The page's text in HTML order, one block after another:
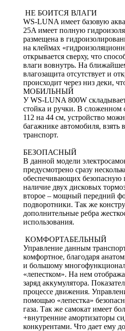
НЕ БОИТСЯ ВЛАГИ
WS-LUNA имеет базовую
25A имеет полную
размещена в
на клеймах
открывается сверху, что
влаги вовнутрь. На
влагозащита отсутствует и
происходит через низ деки,
МОБИЛЬНЫЙ
У WS-LUNA 800W
стойка и ручки. В сложенном
112 на 44 см, устройство
багажнике автомобиля, взять
транспорт.
БЕЗОПАСНЫЙ
В данной модели
предусмотрено сразу
обеспечивающих безопасную
наличие двух дисковых
второе – мощный передний
подворотники. Так же
дополнительные ребра
использования.
КОМФОРТАБЕЛЬНЫЙ
Управление данным
комфортное, благодаря
и большому
«лепестком». На нем
заряд аккумулятора.
процессе движения.
помощью «лепестка»
газа. Так же самокат имеет
+внутренние амортизаторы
конкурентами. Что дает ему